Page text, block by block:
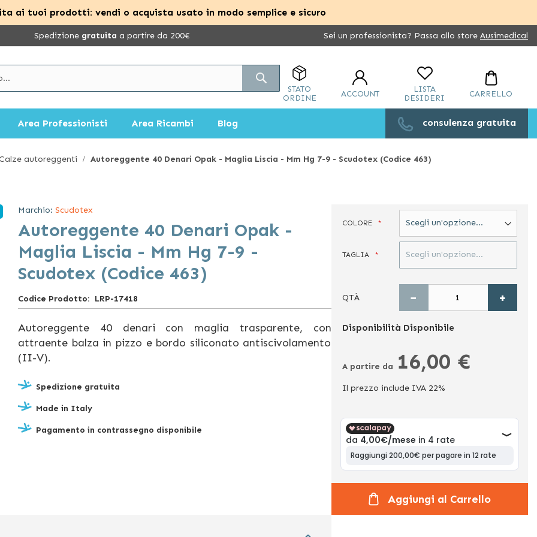
ai tuoi prodotti: vendi o acquista usato in modo semplice e sicuro
Spedizione gratuita a partire da 200€ Sei un professionista? Passa allo store Ausimedical
STATO
ORDINE
ACCOUNT
LISTA
DESIDERI
CARRELLO
Area Professionisti Area Ricambi Blog consulenza gratuita
autoreggenti Autoreggente 40 Denari Opak - Maglia Liscia - Mm Hg 7-9 - Scudotex (Codice 463)
Marchio: Scudotex
Autoreggente 40 Denari Opak -
Maglia Liscia - Mm Hg 7-9 -
Scudotex (Codice 463)
Codice Prodotto LRP-17418
Autoreggente 40 denari con maglia trasparente, con
attraente balza in pizzo e bordo siliconato antiscivolamento
(II-V).
Spedizione gratuita
Made in Italy
Pagamento in contrassegno disponibile
COLORE
TAGLIA
QTÀ − +
Disponibilità Disponibile
A partire da 16,00 €
Il prezzo include IVA 22%
Aggiungi al Carrello